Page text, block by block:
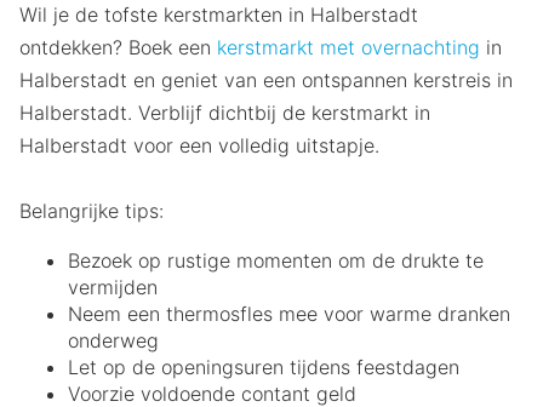
Wil je de tofste kerstmarkten in Halberstadt
ontdekken? Boek een kerstmarkt met overnachting in
Halberstadt en geniet van een ontspannen kerstreis in
Halberstadt. Verblijf dichtbij de kerstmarkt in
Halberstadt voor een volledig uitstapje.
Belangrijke tips:
Bezoek op rustige momenten om de drukte te
vermijden
Neem een thermosfles mee voor warme dranken
onderweg
Let op de openingsuren tijdens feestdagen
Voorzie voldoende contant geld